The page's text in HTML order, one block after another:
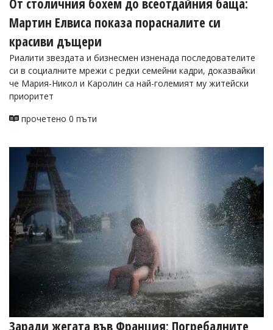
От столичния бохем до всеотдайния баща:
Мартин Елвиса показа порасналите си
красиви дъщери
Риалити звездата и бизнесмен изненада последователите
си в социалните мрежи с редки семейни кадри, доказвайки
че Мария-Никол и Каролин са най-големият му житейски
приоритет
прочетено 0 пъти
Заради жегата във Франция: Погребалните